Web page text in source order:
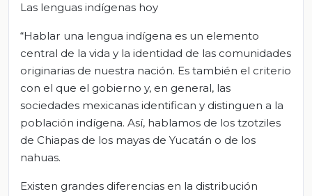
Las lenguas indígenas hoy
“Hablar una lengua indígena es un elemento
central de la vida y la identidad de las comunidades
originarias de nuestra nación. Es también el criterio
con el que el gobierno y, en general, las
sociedades mexicanas identifican y distinguen a la
población indígena. Así, hablamos de los tzotziles
de Chiapas de los mayas de Yucatán o de los
nahuas.
Existen grandes diferencias en la distribución